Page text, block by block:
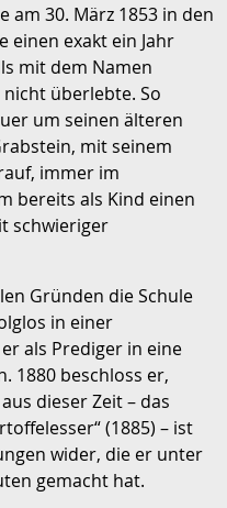
am 30. März 1853 in den
einen exakt ein Jahr
mit dem Namen
überlebte. So
um seinen älteren
mit seinem
immer im
bereits als Kind einen
schwieriger
Gründen die Schule
in einer
als Prediger in eine
1880 beschloss er,
dieser Zeit – das
(1885) – ist
wider, die er unter
gemacht hat.